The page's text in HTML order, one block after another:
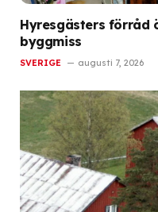
Hyresgästers förråd
byggmiss
SVERIGE augusti 7, 2026